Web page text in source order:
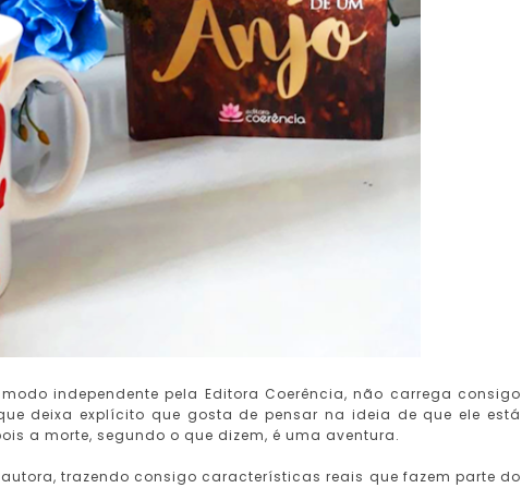
independente pela Editora Coerência, não carrega consigo
deixa explícito que gosta de pensar na ideia de que ele está
a morte, segundo o que dizem, é uma aventura.
trazendo consigo características reais que fazem parte do